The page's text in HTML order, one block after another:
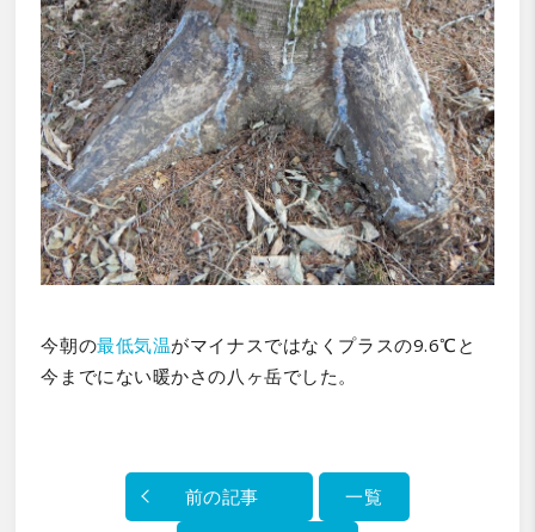
今朝の最低気温がマイナスではなくプラスの9.6℃と
今までにない暖かさの八ヶ岳でした。
前の記事 一覧